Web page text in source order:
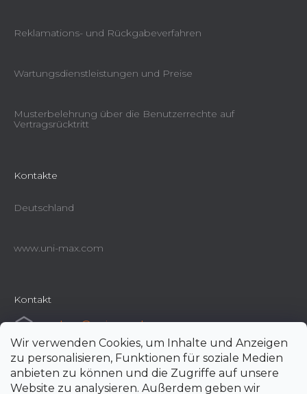
Wir verwenden Cookies, um Inhalte und Anzeigen
zu personalisieren, Funktionen für soziale Medien
anbieten zu können und die Zugriffe auf unsere
Website zu analysieren. Außerdem geben wir
Reklamations- und Rückgabeverfahren
Wartungsdienstleistungen und Preise
Musterbelehrung über die Benutzerrechte auf
Vertragsrücktritt
Kontakte
Deutschland
www.uni-max.com
Kontakt
e-shop@uni-max.de
+420 266 190 190